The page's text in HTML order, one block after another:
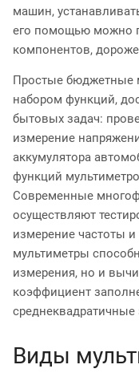
машин,
его помощью можно
компонентов,
Простые бюджетные
набором функций,
бытовых задач:
измерение
аккумулятора
функций
Современные
осуществляют
измерение частоты
мультиметры
измерения, но и
коэффициент
среднеквадратичные
Виды